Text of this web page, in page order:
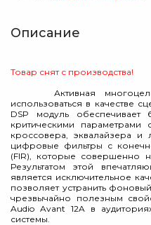
Описание
Товар снят с производства!
Активная
использоваться в качестве
DSP модуль обеспечивает
критическими параметрами
кроссовера, эквалайзера и
цифровые фильтры с
(FIR), которые совершенно
Результатом этой
является исключительное
позволяет устранить
чрезвычайно полезным
Audio Avant 12A в
системы.